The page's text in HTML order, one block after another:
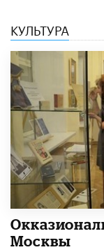
КУЛЬТУРА
Москвы